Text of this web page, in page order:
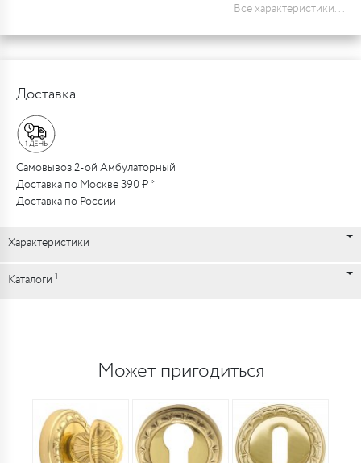
Все характеристики...
Доставка
Самовывоз 2-ой Амбулаторный
Доставка по Москве 390 ₽ *
Доставка по России
Характеристики
Каталоги 1
Может пригодиться